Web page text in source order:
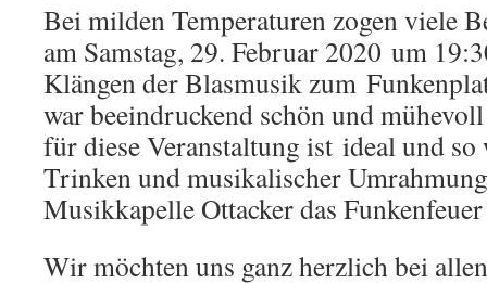
Bei milden Temperaturen zogen viele
am Samstag, 29. Februar 2020 um
Klängen der Blasmusik zum
war beeindruckend schön und
für diese Veranstaltung ist ideal und so
Trinken und musikalischer
Musikkapelle Ottacker das
Wir möchten uns ganz herzlich bei